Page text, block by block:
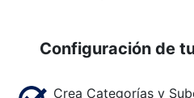
Configuración de
Crea Categorías y